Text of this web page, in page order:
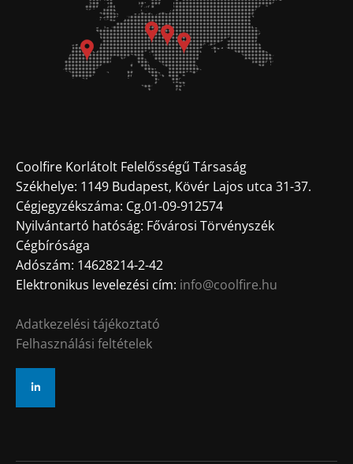
Coolfire Korlátolt Felelősségű Társaság
Székhelye: 1149 Budapest, Kövér Lajos utca 31-37.
Cégjegyzékszáma: Cg.01-09-912574
Nyilvántartó hatóság: Fővárosi Törvényszék
Cégbírósága
Adószám: 14628214-2-42
Elektronikus levelezési cím: info@coolfire.hu
Adatkezelési tájékoztató
Felhasználási feltételek